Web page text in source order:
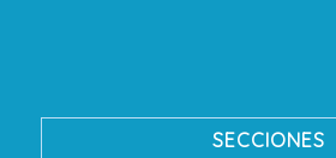
SECCIONES